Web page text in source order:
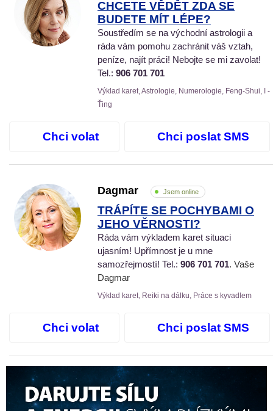
CHCETE VĚDĚT ZDA SE
BUDETE MÍT LÉPE?
Soustředím se na východní astrologii a
ráda vám pomohu zachránit váš vztah,
peníze, najít práci! Nebojte se mi zavolat!
Tel.: 906 701 701
Výklad karet, Astrologie, Numerologie, Feng-Shui, I -
Ťing
Chci volat Chci poslat SMS
Dagmar Jsem online
TRÁPÍTE SE POCHYBAMI O
JEHO VĚRNOSTI?
Ráda vám výkladem karet situaci
ujasním! Upřímnost je u mne
samozřejmostí! Tel.: 906 701 701. Vaše
Dagmar
Výklad karet, Reiki na dálku, Práce s kyvadlem
Chci volat Chci poslat SMS